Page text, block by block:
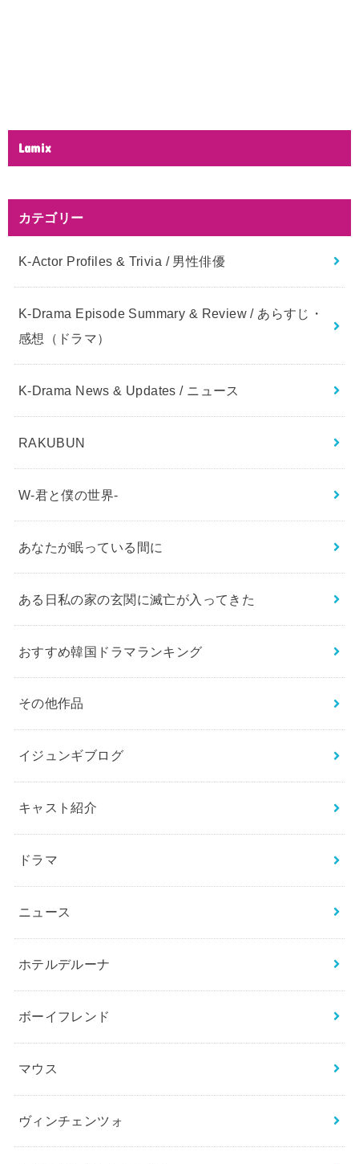
Lamix
カテゴリー
K-Actor Profiles & Trivia / 男性俳優
K-Drama Episode Summary & Review / あらすじ・
感想（ドラマ）
K-Drama News & Updates / ニュース
RAKUBUN
W-君と僕の世界-
あなたが眠っている間に
ある日私の家の玄関に滅亡が入ってきた
おすすめ韓国ドラマランキング
その他作品
イジュンギブログ
キャスト紹介
ドラマ
ニュース
ホテルデルーナ
ボーイフレンド
マウス
ヴィンチェンツォ